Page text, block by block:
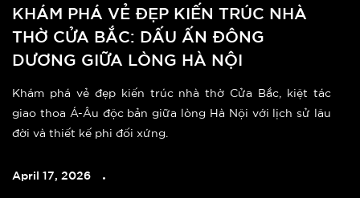
KHÁM PHÁ VẺ ĐẸP KIẾN TRÚC NHÀ
THỜ CỬA BẮC: DẤU ẤN ĐÔNG
DƯƠNG GIỮA LÒNG HÀ NỘI
Khám phá vẻ đẹp kiến trúc nhà thờ Cửa Bắc, kiệt tác
giao thoa Á-Âu độc bản giữa lòng Hà Nội với lịch sử lâu
đời và thiết kế phi đối xứng.
April 17, 2026